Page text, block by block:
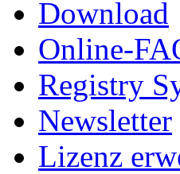
Download
Online-
Registry
Newsletter
Lizenz